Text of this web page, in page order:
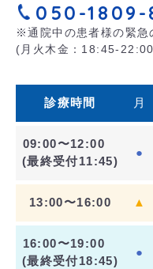
050-1809-
※通院中の患者様の緊急
(月火木金：18:45-
診療時間 月
09:00〜12:00
(最終受付11:45)
●
13:00〜16:00 ▲
16:00〜19:00
(最終受付18:45)
●